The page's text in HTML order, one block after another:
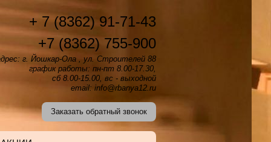
+ 7 (8362) 91-71-43
+7 (8362) 755-900
г. Йошкар-Ола , ул. Строителей 88
график работы: пн-пт 8.00-17.30,
сб 8.00-15.00, вс - выходной
email: info@rbanya12.ru
Заказать обратный звонок